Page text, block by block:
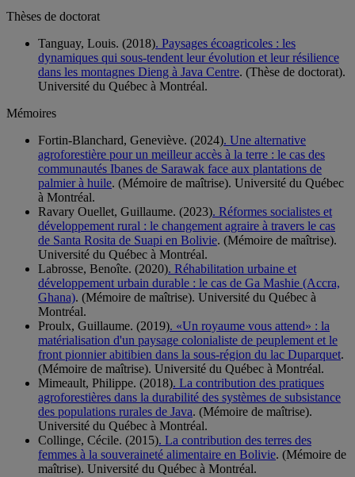
Thèses de doctorat
Tanguay, Louis. (2018). Paysages écoagricoles : les
dynamiques qui sous-tendent leur évolution et leur résilience
dans les montagnes Dieng à Java Centre. (Thèse de doctorat).
Université du Québec à Montréal.
Mémoires
Fortin-Blanchard, Geneviève. (2024). Une alternative
agroforestière pour un meilleur accès à la terre : le cas des
communautés Ibanes de Sarawak face aux plantations de
palmier à huile. (Mémoire de maîtrise). Université du Québec
à Montréal.
Ravary Ouellet, Guillaume. (2023). Réformes socialistes et
développement rural : le changement agraire à travers le cas
de Santa Rosita de Suapi en Bolivie. (Mémoire de maîtrise).
Université du Québec à Montréal.
Labrosse, Benoîte. (2020). Réhabilitation urbaine et
développement urbain durable : le cas de Ga Mashie (Accra,
Ghana). (Mémoire de maîtrise). Université du Québec à
Montréal.
Proulx, Guillaume. (2019). «Un royaume vous attend» : la
matérialisation d'un paysage colonialiste de peuplement et le
front pionnier abitibien dans la sous-région du lac Duparquet.
(Mémoire de maîtrise). Université du Québec à Montréal.
Mimeault, Philippe. (2018). La contribution des pratiques
agroforestières dans la durabilité des systèmes de subsistance
des populations rurales de Java. (Mémoire de maîtrise).
Université du Québec à Montréal.
Collinge, Cécile. (2015). La contribution des terres des
femmes à la souveraineté alimentaire en Bolivie. (Mémoire de
maîtrise). Université du Québec à Montréal.